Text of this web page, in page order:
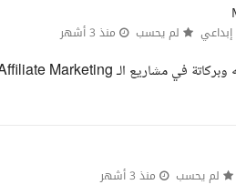
لم يحسب منذ 3 أشهر
لم يحسب منذ 3 أشهر